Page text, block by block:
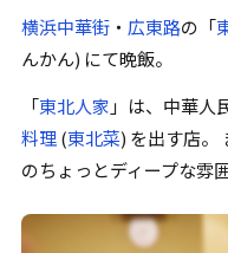
横浜中華街・ 広東路の 「
んかん) にて晩飯。
「東北人家 」 は、中華人
料理(東北菜) を出す店。
のちょっとディープな雰